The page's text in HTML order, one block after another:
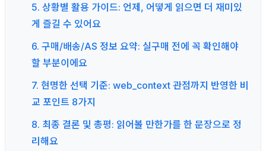
5. 상황별 활용 가이드: 언제, 어떻게 읽으면 더 재미있
게 즐길 수 있어요
6. 구매/배송/AS 정보 요약: 실구매 전에 꼭 확인해야
할 부분이에요
7. 현명한 선택 기준: web_context 관점까지 반영한 비
교 포인트 8가지
8. 최종 결론 및 총평: 읽어볼 만한가를 한 문장으로 정
리해요